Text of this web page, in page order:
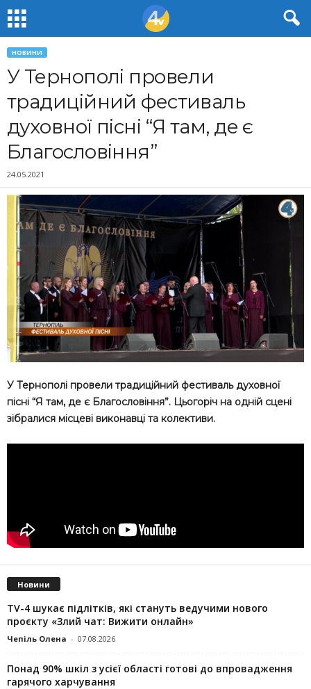
НОВИНИ
У Тернополі провели
традиційний фестиваль
духовної пісні “Я там, де є
Благословіння”
24.05.2021
У Тернополі провели традиційний фестиваль духовної
пісні “Я там, де є Благословіння”. Цьогоріч на одній сцені
зібралися місцеві виконавці та колективи.
Новини
TV-4 шукає підлітків, які стануть ведучими нового
проєкту «Злий чат: Вижити онлайн»
Чепіль Олена - 07.08.2026
Понад 90% шкіл з усієї області готові до впровадження
гарячого харчування